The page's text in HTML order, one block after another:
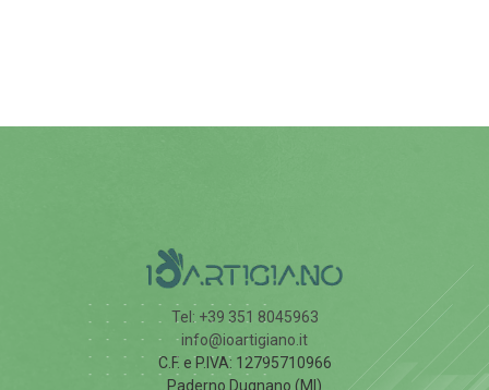
Tel: +39 351 8045963
info@ioartigiano.it
C.F. e P.IVA: 12795710966
Paderno Dugnano (MI)